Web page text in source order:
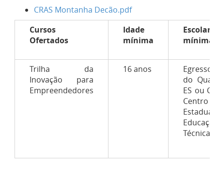
CRAS Montanha Decão.pdf
Cursos
Ofertados
Idade
mínima
mínima
Trilha da
Inovação para
Empreendedores
16 anos
Egresso
do
ES ou
Centro
Técnica)